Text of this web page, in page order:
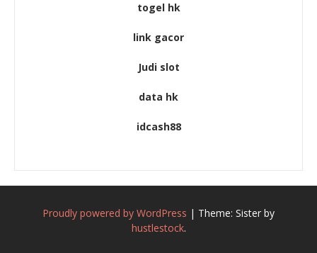
togel hk
link gacor
Judi slot
data hk
idcash88
Proudly powered by WordPress | Theme: Sister by
hustlestock.